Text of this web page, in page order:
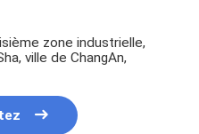
zone industrielle,
ville de ChangAn,